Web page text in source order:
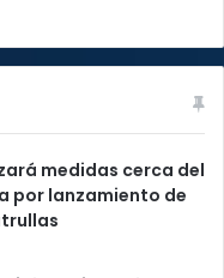
medidas cerca del
por lanzamiento de